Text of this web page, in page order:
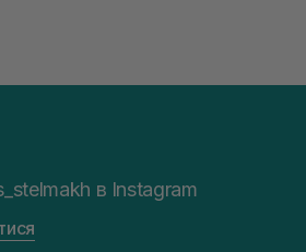
в Instagram